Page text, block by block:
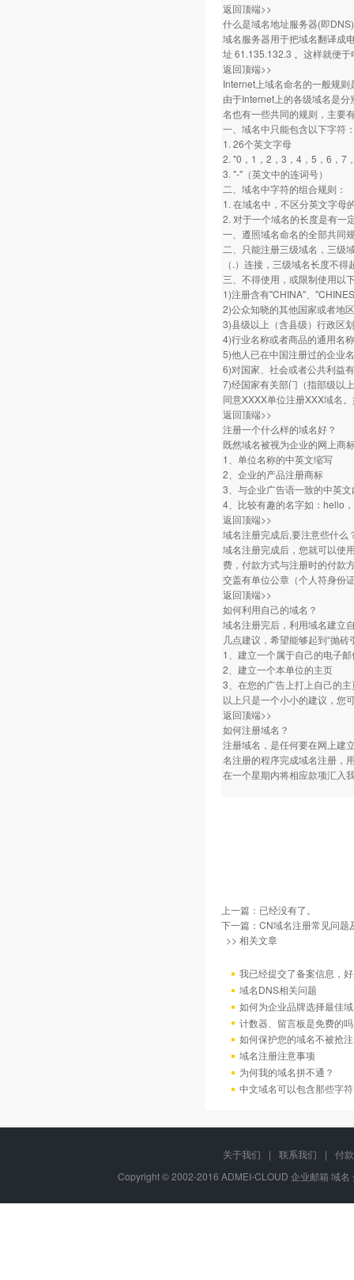
返回顶端>>
什么是域名地址服务器(即DNS)
域名服务器用于把域名翻译成
址 61.135.132.3 。这样就便
返回顶端>>
Internet上域名命名的一般规则
由于Internet上的各级域名是
名也有一些共同的规则，主要
一、域名中只能包含以下字符
1. 26个英文字母
2. "0，1，2，3，4，5，6，7
3. "-"（英文中的连词号）
二、域名中字符的组合规则：
1. 在域名中，不区分英文字母
2. 对于一个域名的长度是有一
一、遵照域名命名的全部共同
二、只能注册三级域名，三级
（.）连接，三级域名长度不
三、不得使用，或限制使用以
1)注册含有"CHINA"、
2)公众知晓的其他国家或者地
3)县级以上（含县级）行政区
4)行业名称或者商品的通用名
5)他人已在中国注册过的企业
6)对国家、社会或者公共利益
7)经国家有关部门（指部级以
同意XXXX单位注册XXX域名
返回顶端>>
注册一个什么样的域名好？
既然域名被视为企业的网上商
1、单位名称的中英文缩写
2、企业的产品注册商标
3、与企业广告语一致的中英
4、比较有趣的名字如：hello
返回顶端>>
域名注册完成后,要注意些什么
域名注册完成后，您就可以使
费，付款方式与注册时的付款
交盖有单位公章（个人符身份
返回顶端>>
如何利用自己的域名？
域名注册完后，利用域名建立
几点建议，希望能够起到“抛砖
1、建立一个属于自己的电子
2、建立一个本单位的主页
3、在您的广告上打上自己的
以上只是一个小小的建议，您
返回顶端>>
如何注册域名？
注册域名，是任何要在网上建
名注册的程序完成域名注册，
在一个星期内将相应款项汇入
上一篇：已经没有了。
下一篇： CN域名注册常见问题
>> 相关文章
我已经提交了备案信息，
域名DNS相关问题
如何为企业品牌选择最佳
计数器、留言板是免费的
如何保护您的域名不被抢注
域名注册注意事项
为何我的域名拼不通？
中文域名可以包含那些字
关于我们 | 联系我们 |
付
Copyright © 2002-2016 ADMEI-CLOUD 企业邮箱 域